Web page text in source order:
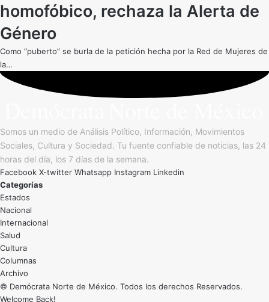
homofóbico, rechaza la Alerta de
Género
Como “puberto” se burla de la petición hecha por la Red de Mujeres de
la…
Somos un medio de Análisis Político, Información, Movimientos
Sociales, Cultura y Sociedad. Tu fuente confiable de noticias, las 24
horas del día, los 7 días de la semana.
Facebook X-twitter Whatsapp Instagram Linkedin
Categorías
Estados
Nacional
Internacional
Salud
Cultura
Archivo
© Demócrata Norte de México. Todos los derechos Reservados.
Welcome Back!